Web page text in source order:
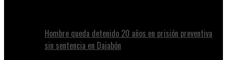
Hombre queda detenido 20 años en prisión preventiva
sin sentencia en Dajabón